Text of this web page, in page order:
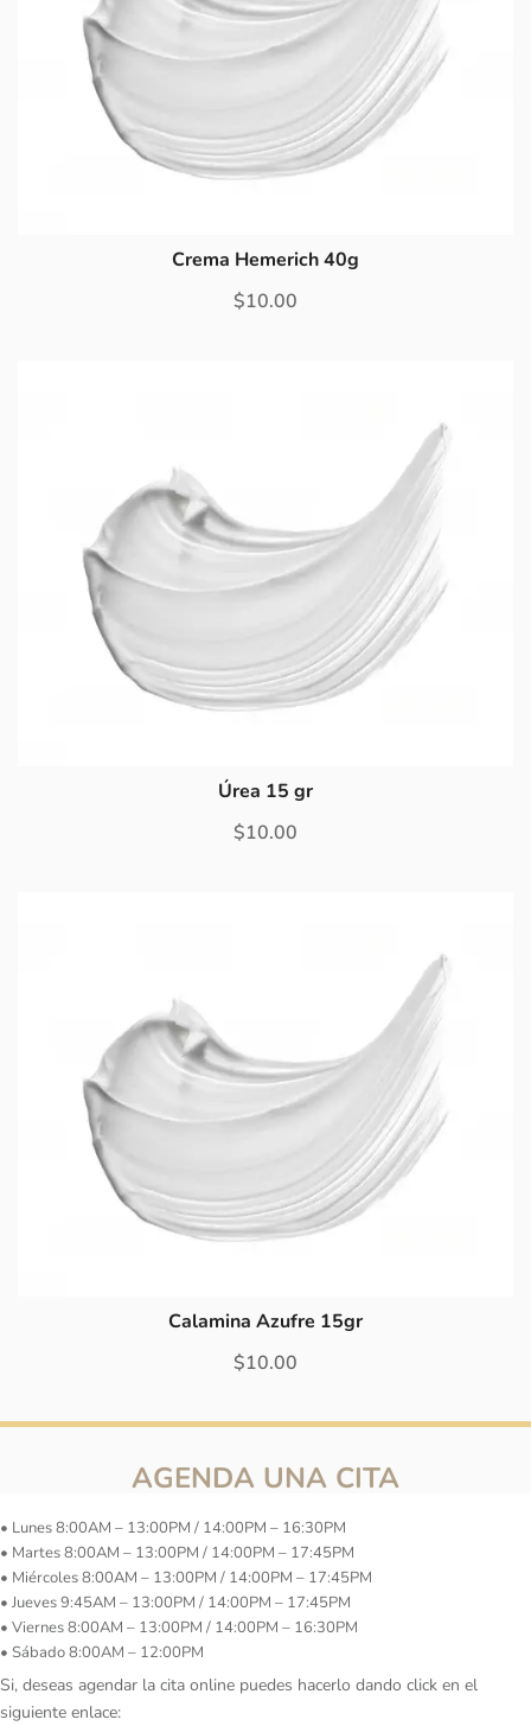
Crema Hemerich 40g
$10.00
Úrea 15 gr
$10.00
Calamina Azufre 15gr
$10.00
AGENDA UNA CITA
• Lunes 8:00AM – 13:00PM / 14:00PM – 16:30PM
• Martes 8:00AM – 13:00PM / 14:00PM – 17:45PM
• Miércoles 8:00AM – 13:00PM / 14:00PM – 17:45PM
• Jueves 9:45AM – 13:00PM / 14:00PM – 17:45PM
• Viernes 8:00AM – 13:00PM / 14:00PM – 16:30PM
• Sábado 8:00AM – 12:00PM
Si, deseas agendar la cita online puedes hacerlo dando click en el
siguiente enlace: